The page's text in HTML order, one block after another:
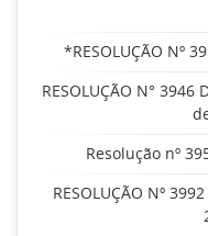
*RESOLUÇÃO Nº
RESOLUÇÃO N° 3946
Resolução nº
RESOLUÇÃO Nº